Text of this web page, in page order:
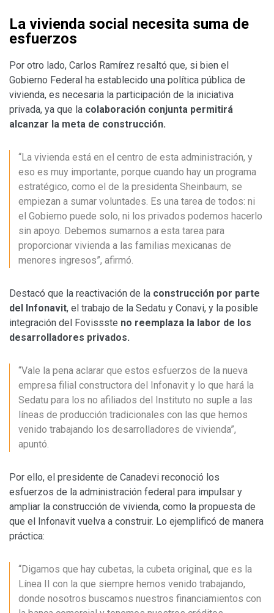
La vivienda social necesita suma de
esfuerzos
Por otro lado, Carlos Ramírez resaltó que, si bien el
Gobierno Federal ha establecido una política pública de
vivienda, es necesaria la participación de la iniciativa
privada, ya que la colaboración conjunta permitirá
alcanzar la meta de construcción.
“La vivienda está en el centro de esta administración, y
eso es muy importante, porque cuando hay un programa
estratégico, como el de la presidenta Sheinbaum, se
empiezan a sumar voluntades. Es una tarea de todos: ni
el Gobierno puede solo, ni los privados podemos hacerlo
sin apoyo. Debemos sumarnos a esta tarea para
proporcionar vivienda a las familias mexicanas de
menores ingresos”, afirmó.
Destacó que la reactivación de la construcción por parte
del Infonavit, el trabajo de la Sedatu y Conavi, y la posible
integración del Fovissste no reemplaza la labor de los
desarrolladores privados.
“Vale la pena aclarar que estos esfuerzos de la nueva
empresa filial constructora del Infonavit y lo que hará la
Sedatu para los no afiliados del Instituto no suple a las
líneas de producción tradicionales con las que hemos
venido trabajando los desarrolladores de vivienda”,
apuntó.
Por ello, el presidente de Canadevi reconoció los
esfuerzos de la administración federal para impulsar y
ampliar la construcción de vivienda, como la propuesta de
que el Infonavit vuelva a construir. Lo ejemplificó de manera
práctica:
“Digamos que hay cubetas, la cubeta original, que es la
Línea II con la que siempre hemos venido trabajando,
donde nosotros buscamos nuestros financiamientos con